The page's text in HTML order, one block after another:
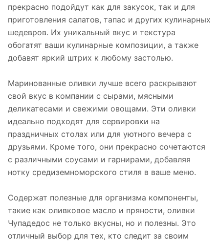
прекрасно подойдут как для закусок, так и для
приготовления салатов, тапас и других кулинарных
шедевров. Их уникальный вкус и текстура
обогатят ваши кулинарные композиции, а также
добавят яркий штрих к любому застолью.
Маринованные оливки лучше всего раскрывают
свой вкус в компании с сырами, мясными
деликатесами и свежими овощами. Эти оливки
идеально подходят для сервировки на
праздничных столах или для уютного вечера с
друзьями. Кроме того, они прекрасно сочетаются
с различными соусами и гарнирами, добавляя
нотку средиземноморского стиля в ваше меню.
Содержат полезные для организма компоненты,
такие как оливковое масло и пряности, оливки
Чупадедос не только вкусны, но и полезны. Это
отличный выбор для тех, кто следит за своим